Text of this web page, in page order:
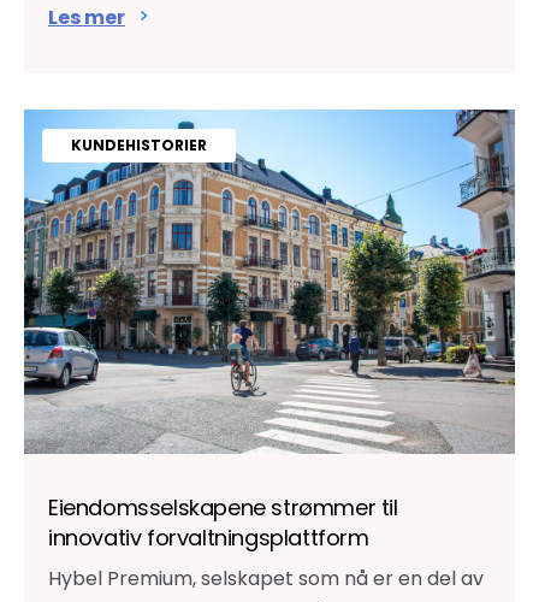
Les mer
KUNDEHISTORIER
Eiendomsselskapene strømmer til
innovativ forvaltningsplattform
Hybel Premium, selskapet som nå er en del av